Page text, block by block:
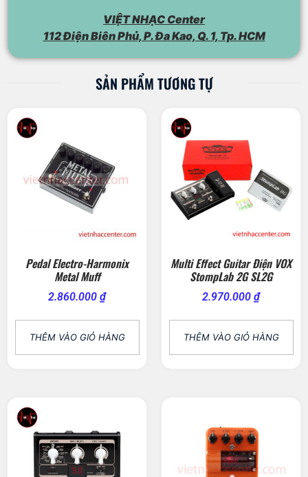
VIỆT NHẠC Center
112 Điện Biên Phủ, P. Đa Kao, Q. 1, Tp. HCM
SẢN PHẨM TƯƠNG TỰ
Pedal Electro-Harmonix
Metal Muff
2.860.000 ₫
THÊM VÀO GIỎ HÀNG
Multi Effect Guitar Điện VOX
StompLab 2G SL2G
2.970.000 ₫
THÊM VÀO GIỎ HÀNG